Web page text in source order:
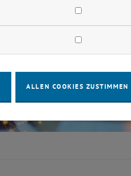
ALLEN COOKIES ZUSTIMMEN